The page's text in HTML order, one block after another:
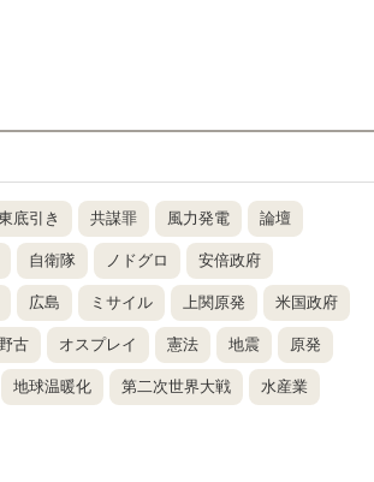
底引き 共謀罪 風力発電 論壇
自衛隊 ノドグロ 安倍政府
広島 ミサイル 上関原発 米国政府
古 オスプレイ 憲法 地震 原発
地球温暖化 第二次世界大戦 水産業